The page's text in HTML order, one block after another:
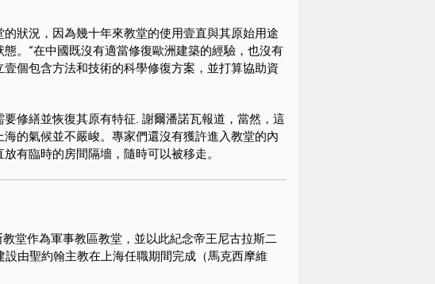
狀況，因為幾十年來教堂的使用壹直與其原始用途
態。 “在中國既沒有適當修復歐洲建築的經驗，也沒有
壹個包含方法和技術的科學修復方案，並打算協助資
修繕並恢復其原有特征. 謝爾潘諾瓦報道，當然，這
的氣候並不嚴峻。專家們還沒有獲許進入教堂的內
有臨時的房間隔墻，隨時可以被移走。
堂作為軍事教區教堂，並以此紀念帝王尼古拉斯二
設由聖約翰主教在上海任職期間完成（馬克西摩維